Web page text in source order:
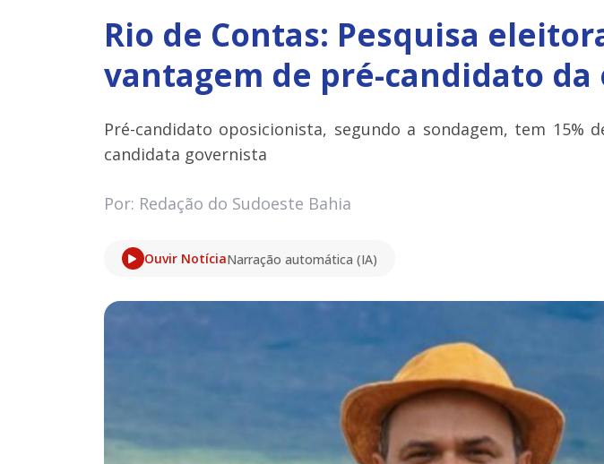
Rio de Contas: Pesquisa
vantagem de pré-candidato da
Pré-candidato oposicionista, segundo a sondagem, tem 15%
candidata governista
Por: Redação do Sudoeste Bahia
Ouvir NotíciaNarração automática (IA)